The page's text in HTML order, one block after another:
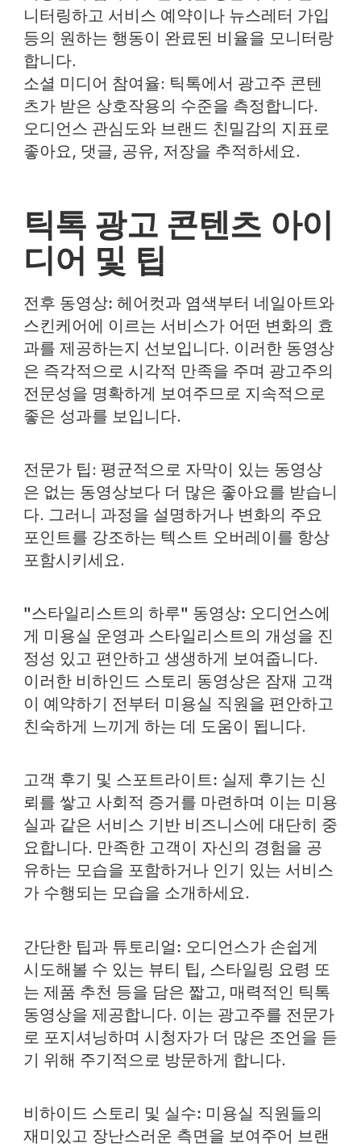
니터링하고 서비스 예약이나 뉴스레터 가입
등의 원하는 행동이 완료된 비율을 모니터랑
합니다.
소셜 미디어 참여율: 틱톡에서 광고주 콘텐
츠가 받은 상호작용의 수준을 측정합니다.
오디언스 관심도와 브랜드 친밀감의 지표로
좋아요, 댓글, 공유, 저장을 추적하세요.
틱톡 광고 콘텐츠 아이
디어 및 팁
전후 동영상: 헤어컷과 염색부터 네일아트와
스킨케어에 이르는 서비스가 어떤 변화의 효
과를 제공하는지 선보입니다. 이러한 동영상
은 즉각적으로 시각적 만족을 주며 광고주의
전문성을 명확하게 보여주므로 지속적으로
좋은 성과를 보입니다.
전문가 팁: 평균적으로 자막이 있는 동영상
은 없는 동영상보다 더 많은 좋아요를 받습니
다. 그러니 과정을 설명하거나 변화의 주요
포인트를 강조하는 텍스트 오버레이를 항상
포함시키세요.
"스타일리스트의 하루" 동영상: 오디언스에
게 미용실 운영과 스타일리스트의 개성을 진
정성 있고 편안하고 생생하게 보여줍니다.
이러한 비하인드 스토리 동영상은 잠재 고객
이 예약하기 전부터 미용실 직원을 편안하고
친숙하게 느끼게 하는 데 도움이 됩니다.
고객 후기 및 스포트라이트: 실제 후기는 신
뢰를 쌓고 사회적 증거를 마련하며 이는 미용
실과 같은 서비스 기반 비즈니스에 대단히 중
요합니다. 만족한 고객이 자신의 경험을 공
유하는 모습을 포함하거나 인기 있는 서비스
가 수행되는 모습을 소개하세요.
간단한 팁과 튜토리얼: 오디언스가 손쉽게
시도해볼 수 있는 뷰티 팁, 스타일링 요령 또
는 제품 추천 등을 담은 짧고, 매력적인 틱톡
동영상을 제공합니다. 이는 광고주를 전문가
로 포지셔닝하며 시청자가 더 많은 조언을 듣
기 위해 주기적으로 방문하게 합니다.
비하이드 스토리 및 실수: 미용실 직원들의
재미있고 장난스러운 측면을 보여주어 브랜